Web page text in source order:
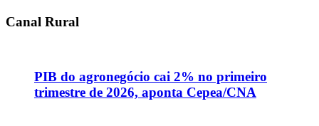
Canal Rural
PIB do agronegócio cai 2% no primeiro
trimestre de 2026, aponta Cepea/CNA